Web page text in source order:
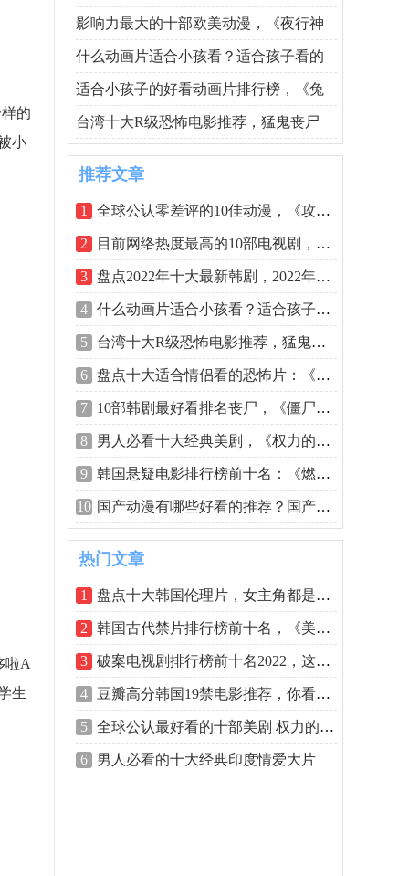
的
小
啦A
生
影响力最大的十部欧美动漫，《夜行神
什么动画片适合小孩看？适合孩子看的
适合小孩子的好看动画片排行榜，《兔
台湾十大R级恐怖电影推荐，猛鬼丧尸
推荐文章
1 全球公认零差评的10佳动漫，《攻壳机动
2 目前网络热度最高的10部电视剧，《风吹
3 盘点2022年十大最新韩剧，2022年好看的韩
4 什么动画片适合小孩看？适合孩子看的动
5 台湾十大R级恐怖电影推荐，猛鬼丧尸生猛
6 盘点十大适合情侣看的恐怖片：《双瞳》
7 10部韩剧最好看排名丧尸，《僵尸校园》
8 男人必看十大经典美剧，《权力的游戏》
9 韩国悬疑电影排行榜前十名：《燃烧》上
10 国产动漫有哪些好看的推荐？国产动漫排
热门文章
1 盘点十大韩国伦理片，女主角都是高颜值
2 韩国古代禁片排行榜前十名，《美人图》
3 破案电视剧排行榜前十名2022，这十部剧值
4 豆瓣高分韩国19禁电影推荐，你看过几部
5 全球公认最好看的十部美剧 权力的游戏排
6 男人必看的十大经典印度情爱大片